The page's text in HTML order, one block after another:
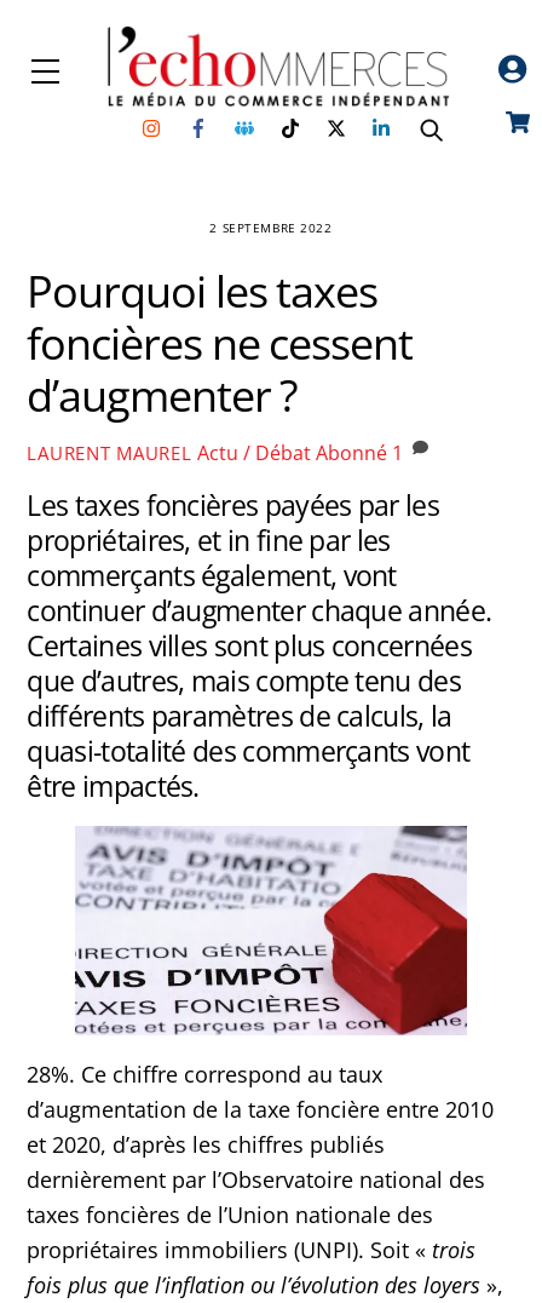
content
Menu
InstagramFacebookGroupe
Facebook
TikTokTwitterLinkedin
2 SEPTEMBRE 2022
Pourquoi les taxes
foncières ne cessent
d’augmenter ?
LAURENT MAUREL Actu / DébatAbonné 1
Les taxes foncières payées par les
propriétaires, et in fine par les
commerçants également, vont
continuer d’augmenter chaque année.
Certaines villes sont plus concernées
que d’autres, mais compte tenu des
différents paramètres de calculs, la
quasi-totalité des commerçants vont
être impactés.
28%. Ce chiffre correspond au taux
d’augmentation de la taxe foncière entre 2010
et 2020, d’après les chiffres publiés
dernièrement par l’Observatoire national des
taxes foncières de l’Union nationale des
propriétaires immobiliers (UNPI). Soit « trois
fois plus que l’inflation ou l’évolution des loyers »,